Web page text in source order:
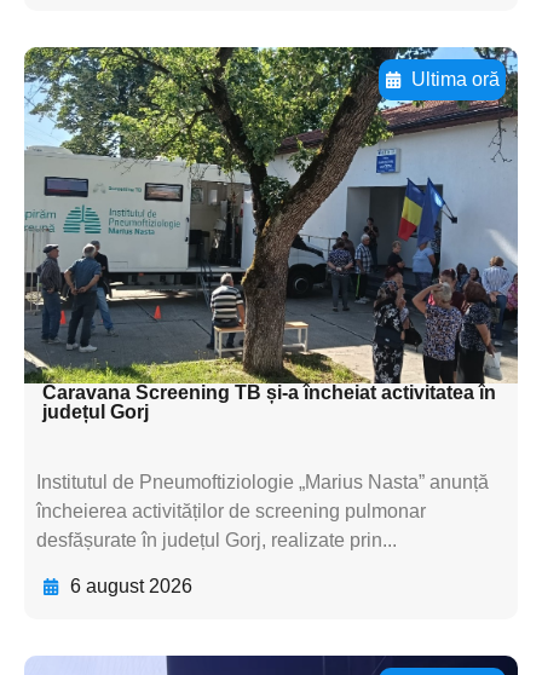
Ultima oră
Adaugă aici textul pentru
subtitluAdaugă aici
textul pentru
subtitluAdaugă aici
textul pentru
subtitluAdaugă aici
textul pentru subti
Caravana Screening TB și-a încheiat activitatea în
județul Gorj
Institutul de Pneumoftiziologie „Marius Nasta” anunță
încheierea activităților de screening pulmonar
desfășurate în județul Gorj, realizate prin...
6 august 2026